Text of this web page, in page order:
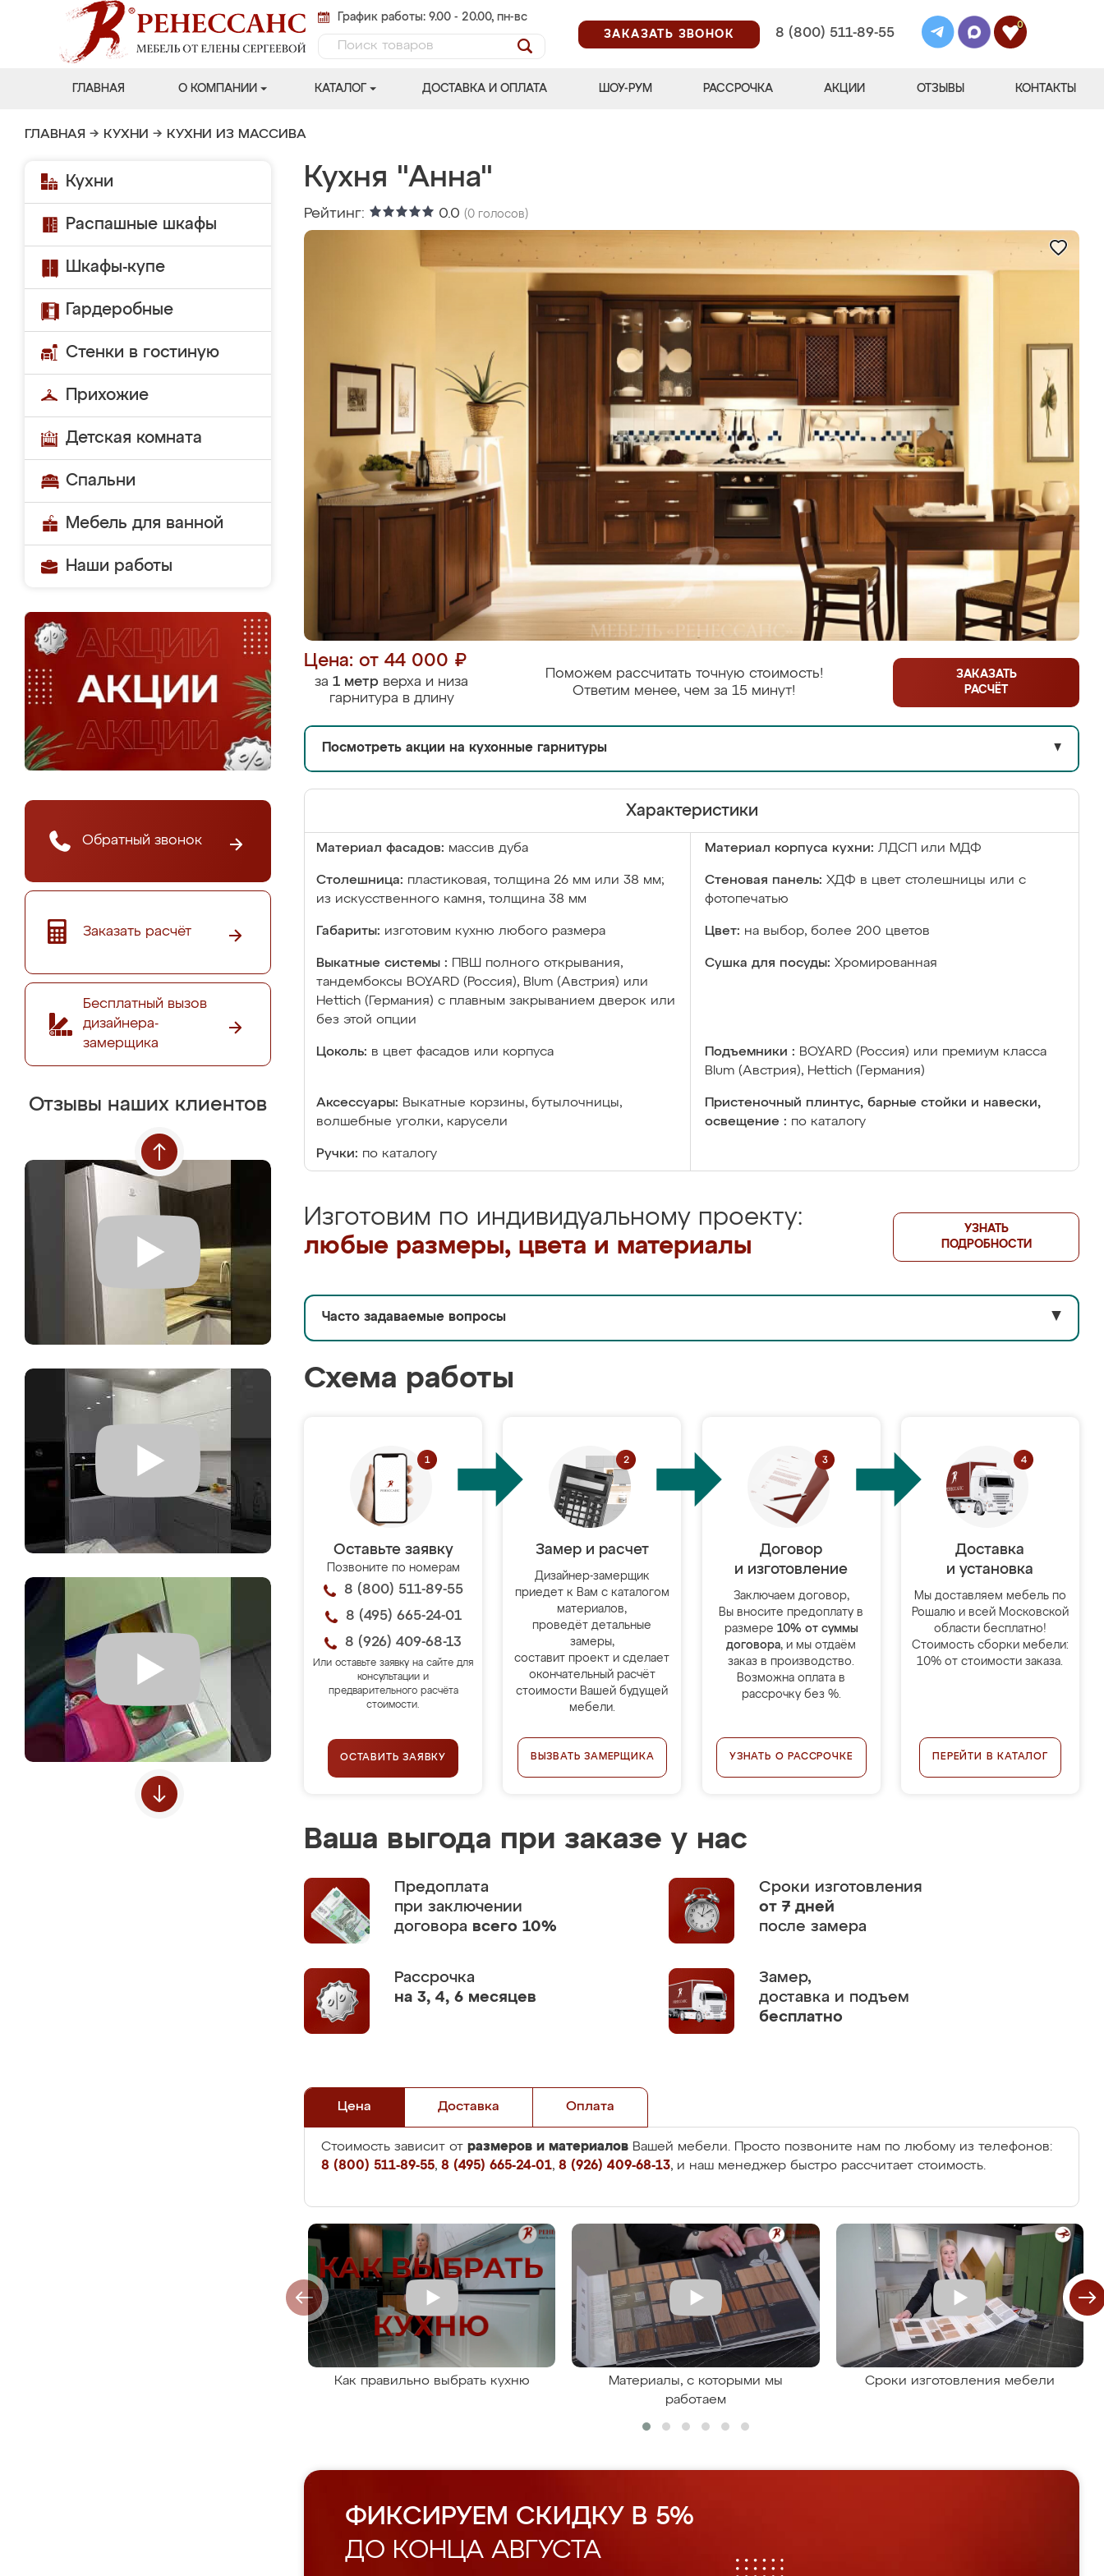
График работы: 9.00 - 20.00, пн-вс
ЗАКАЗАТЬ ЗВОНОК
8 (800) 511-89-55
0
ГЛАВНАЯ О КОМПАНИИ КАТАЛОГ ДОСТАВКА И ОПЛАТА ШОУ-РУМ РАССРОЧКА АКЦИИ ОТЗЫВЫ КОНТАКТЫ
ГЛАВНАЯ → КУХНИ → КУХНИ ИЗ МАССИВА
Кухни
Распашные шкафы
Шкафы-купе
Гардеробные
Стенки в гостиную
Прихожие
Детская комната
Спальни
Мебель для ванной
Наши работы
Обратный звонок
Заказать расчёт
Бесплатный вызов
дизайнера-
замерщика
Отзывы наших клиентов
Кухня "Анна"
Рейтинг: 0.0 (0 голосов)
Цена: от 44 000 ₽
за 1 метр верха и низа
гарнитура в длину
Поможем рассчитать точную стоимость!
Ответим менее, чем за 15 минут!
ЗАКАЗАТЬ
РАСЧЁТ
Посмотреть акции на кухонные гарнитуры ▼
Характеристики
Материал фасадов: массив дуба Материал корпуса кухни: ЛДСП или МДФ
Столешница: пластиковая, толщина 26 мм или 38 мм;
из искусственного камня, толщина 38 мм
Стеновая панель: ХДФ в цвет столешницы или с
фотопечатью
Габариты: изготовим кухню любого размера Цвет: на выбор, более 200 цветов
Выкатные системы :
ПВШ полного открывания,
тандембоксы BOYARD (Россия), Blum (Австрия) или
Hettich (Германия) с плавным закрыванием дверок или
без этой опции
Сушка для посуды: Хромированная
Цоколь: в цвет фасадов или корпуса Подъемники : BOYARD (Россия) или премиум класса
Blum (Австрия), Hettich (Германия)
Аксессуары: Выкатные корзины, бутылочницы,
волшебные уголки, карусели
Пристеночный плинтус, барные стойки и навески,
освещение : по каталогу
Ручки: по каталогу
Изготовим по индивидуальному проекту:
любые размеры, цвета и материалы
УЗНАТЬ
ПОДРОБНОСТИ
Часто задаваемые вопросы ▼
Схема работы
Оставьте заявку
Позвоните по номерам
8 (800) 511-89-55
8 (495) 665-24-01
8 (926) 409-68-13
Или оставьте заявку на сайте для
консультации и
предварительного расчёта
стоимости.
ОСТАВИТЬ ЗАЯВКУ
Замер и расчет
Дизайнер-замерщик
приедет к Вам с каталогом
материалов,
проведёт детальные
замеры,
составит проект и сделает
окончательный расчёт
стоимости Вашей будущей
мебели.
ВЫЗВАТЬ ЗАМЕРЩИКА
Договор
и изготовление
Заключаем договор,
Вы вносите предоплату в
размере 10% от суммы
договора, и мы отдаём
заказ в производство.
Возможна оплата в
рассрочку без %.
УЗНАТЬ О РАССРОЧКЕ
Доставка
и установка
Мы доставляем мебель по
Рошалю и всей Московской
области бесплатно!
Стоимость сборки мебели:
10% от стоимости заказа.
ПЕРЕЙТИ В КАТАЛОГ
Ваша выгода при заказе у нас
Предоплата
при заключении
договора всего 10%
Сроки изготовления
от 7 дней
после замера
Рассрочка
на 3, 4, 6 месяцев
Замер,
доставка и подъем
бесплатно
Цена Доставка Оплата
Стоимость зависит от размеров и материалов Вашей мебели. Просто позвоните нам по любому из телефонов:
8 (800) 511-89-55, 8 (495) 665-24-01, 8 (926) 409-68-13, и наш менеджер быстро рассчитает стоимость.
Как правильно выбрать кухню
Материалы, с которыми мы
работаем
Сроки изготовления мебели
ФИКСИРУЕМ СКИДКУ В 5%
ДО КОНЦА АВГУСТА